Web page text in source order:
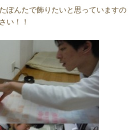
ぽんたで飾りたいと思っていますの
い！！